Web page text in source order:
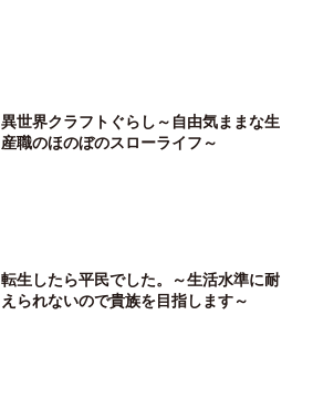
異世界クラフトぐらし～自由気ままな生
産職のほのぼのスローライフ～
転生したら平民でした。～生活水準に耐
えられないので貴族を目指します～